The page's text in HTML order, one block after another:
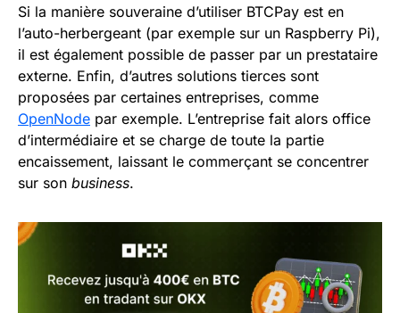
Si la manière souveraine d’utiliser BTCPay est en
l’auto-herbergeant (par exemple sur un Raspberry Pi),
il est également possible de passer par un prestataire
externe. Enfin, d’autres solutions tierces sont
proposées par certaines entreprises, comme
OpenNode par exemple. L’entreprise fait alors office
d’intermédiaire et se charge de toute la partie
encaissement, laissant le commerçant se concentrer
sur son business.